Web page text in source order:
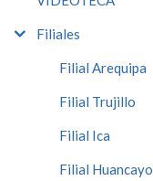
Filiales
Filial Arequipa
Filial Trujillo
Filial Ica
Filial Huancayo